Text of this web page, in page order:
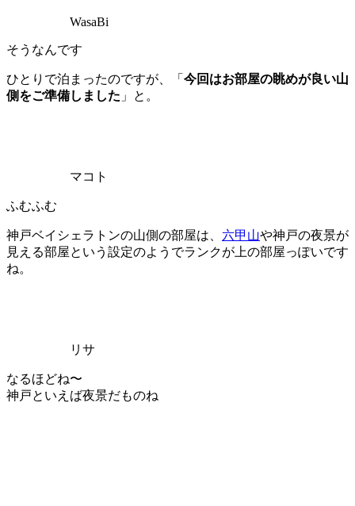
WasaBi
そうなんです
ひとりで泊まったのですが、「 今回はお部屋の眺めが良い山
側をご準備しました 」と。
マコト
ふむふむ
神戸ベイシェラトンの山側の部屋は、 六甲山や神戸の夜景が
見える部屋という設定のようでランクが上の部屋っぽいです
ね。
リサ
なるほどね〜
神戸といえば夜景だものね